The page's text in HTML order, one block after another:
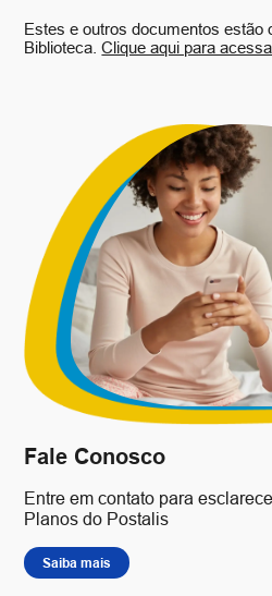
Estes e outros documentos estão
Biblioteca.Clique aqui para
Fale Conosco
Entre em contato para
Planos do Postalis
Saiba mais